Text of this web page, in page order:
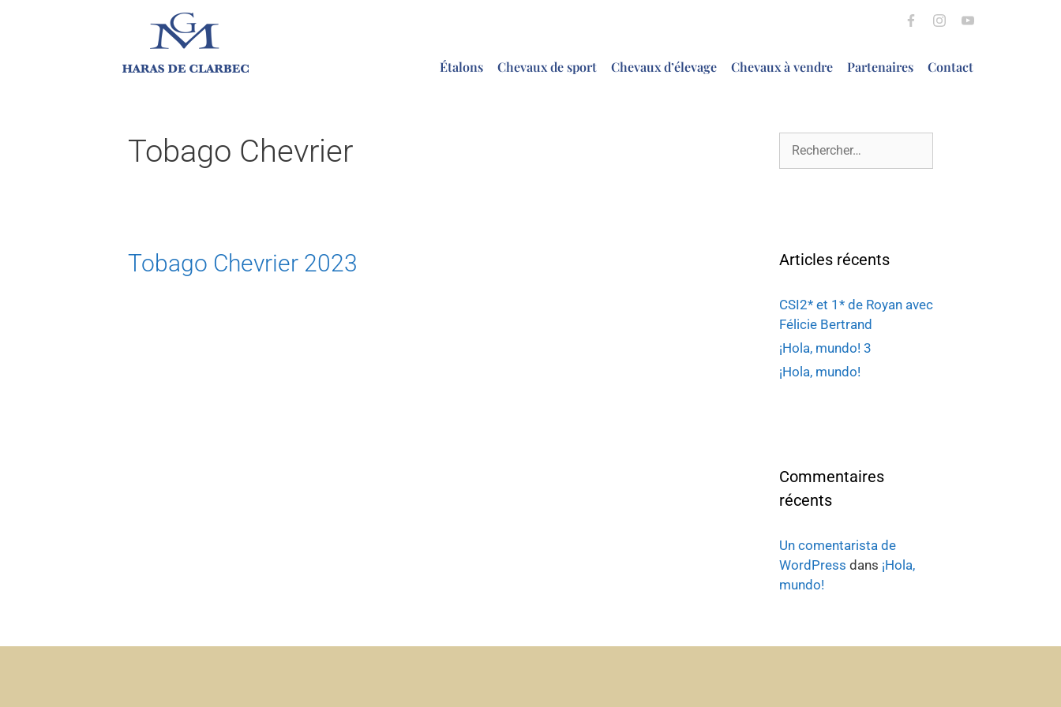
Étalons Chevaux de sport Chevaux d’élevage Chevaux à vendre Partenaires Contact
Tobago Chevrier
Tobago Chevrier 2023 Articles récents
CSI2* et 1* de Royan avec
Félicie Bertrand
¡Hola, mundo! 3
¡Hola, mundo!
Commentaires
récents
Un comentarista de
WordPress dans ¡Hola,
mundo!